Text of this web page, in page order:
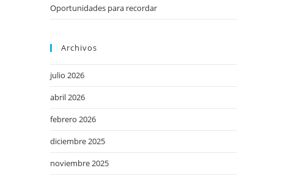
Oportunidades para recordar
Archivos
julio 2026
abril 2026
febrero 2026
diciembre 2025
noviembre 2025